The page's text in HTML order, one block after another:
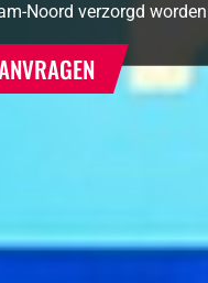
Noord verzorgd